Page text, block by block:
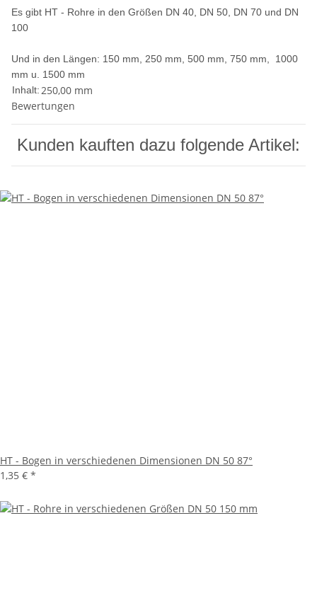
Es gibt HT - Rohre in den Größen DN 40, DN 50, DN 70 und DN
100
Und in den Längen: 150 mm, 250 mm, 500 mm, 750 mm, 1000
mm u. 1500 mm
Inhalt:250,00 mm
Bewertungen
Kunden kauften dazu folgende Artikel:
HT - Bogen in verschiedenen Dimensionen DN 50 87°
1,35 € *